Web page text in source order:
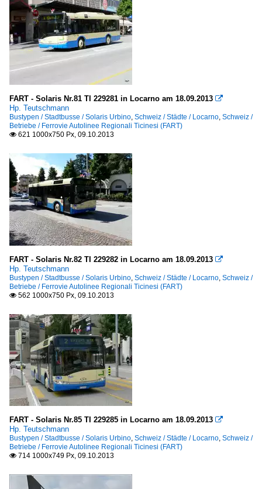
FART - Solaris Nr.81 TI 229281 in Locarno am 18.09.2013 
Hp. Teutschmann
Bustypen / Stadtbusse / Solaris Urbino, Schweiz / Städte / Locarno, Schweiz /
Betriebe / Ferrovie Autolinee Regionali Ticinesi (FART)
 621 1000x750 Px, 09.10.2013
FART - Solaris Nr.82 TI 229282 in Locarno am 18.09.2013 
Hp. Teutschmann
Bustypen / Stadtbusse / Solaris Urbino, Schweiz / Städte / Locarno, Schweiz /
Betriebe / Ferrovie Autolinee Regionali Ticinesi (FART)
 562 1000x750 Px, 09.10.2013
FART - Solaris Nr.85 TI 229285 in Locarno am 18.09.2013 
Hp. Teutschmann
Bustypen / Stadtbusse / Solaris Urbino, Schweiz / Städte / Locarno, Schweiz /
Betriebe / Ferrovie Autolinee Regionali Ticinesi (FART)
 714 1000x749 Px, 09.10.2013